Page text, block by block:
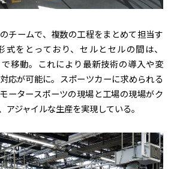
チームで、複数の工程をまとめて担当す
式をとっており、セルとセルの間は、
移動。これにより最新技術の導入や変
応が可能に。スポーツカーに求められる
ータースポーツの現場と工場の現場がク
アジャイルな生産を実現している。